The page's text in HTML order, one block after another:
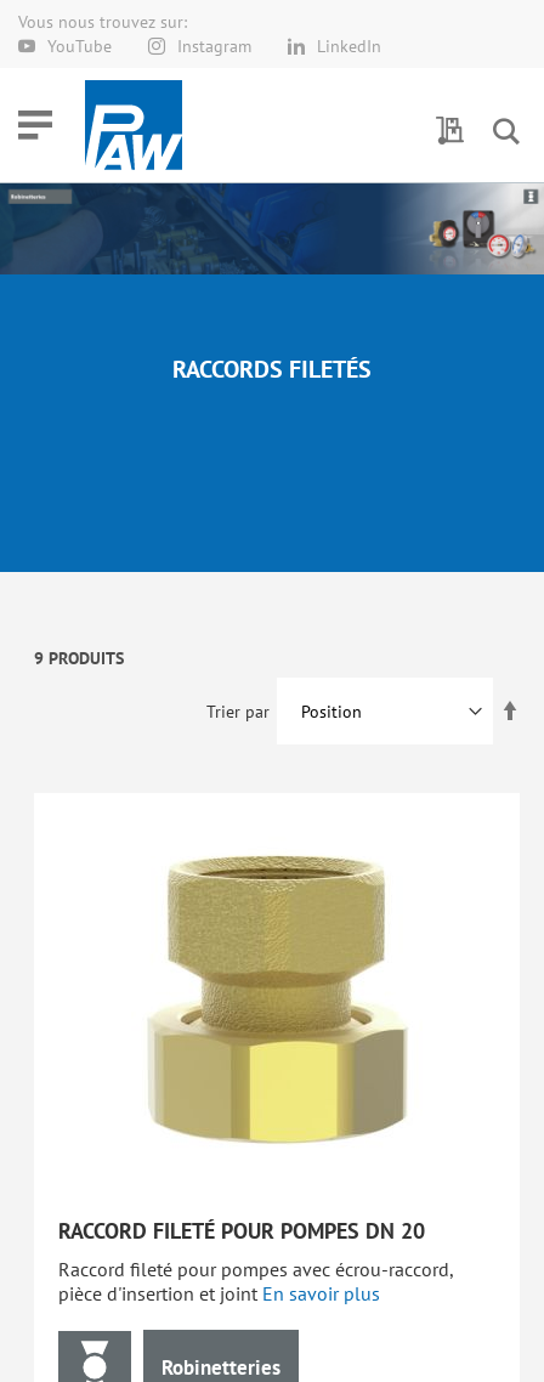
Vous nous trouvez sur:
YouTube
Instagram LinkedIn
Allez
Demande
RACCORDS FILETÉS
9 PRODUITS
Trier par
RACCORD FILETÉ POUR POMPES DN 20
Raccord fileté pour pompes avec écrou-raccord,
pièce d'insertion et joint En savoir plus
Robinetteries